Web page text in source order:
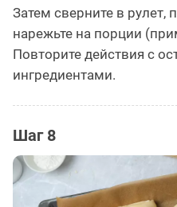
Затем сверните в
нарежьте на порции
Повторите действия с
ингредиентами.
Шаг 8